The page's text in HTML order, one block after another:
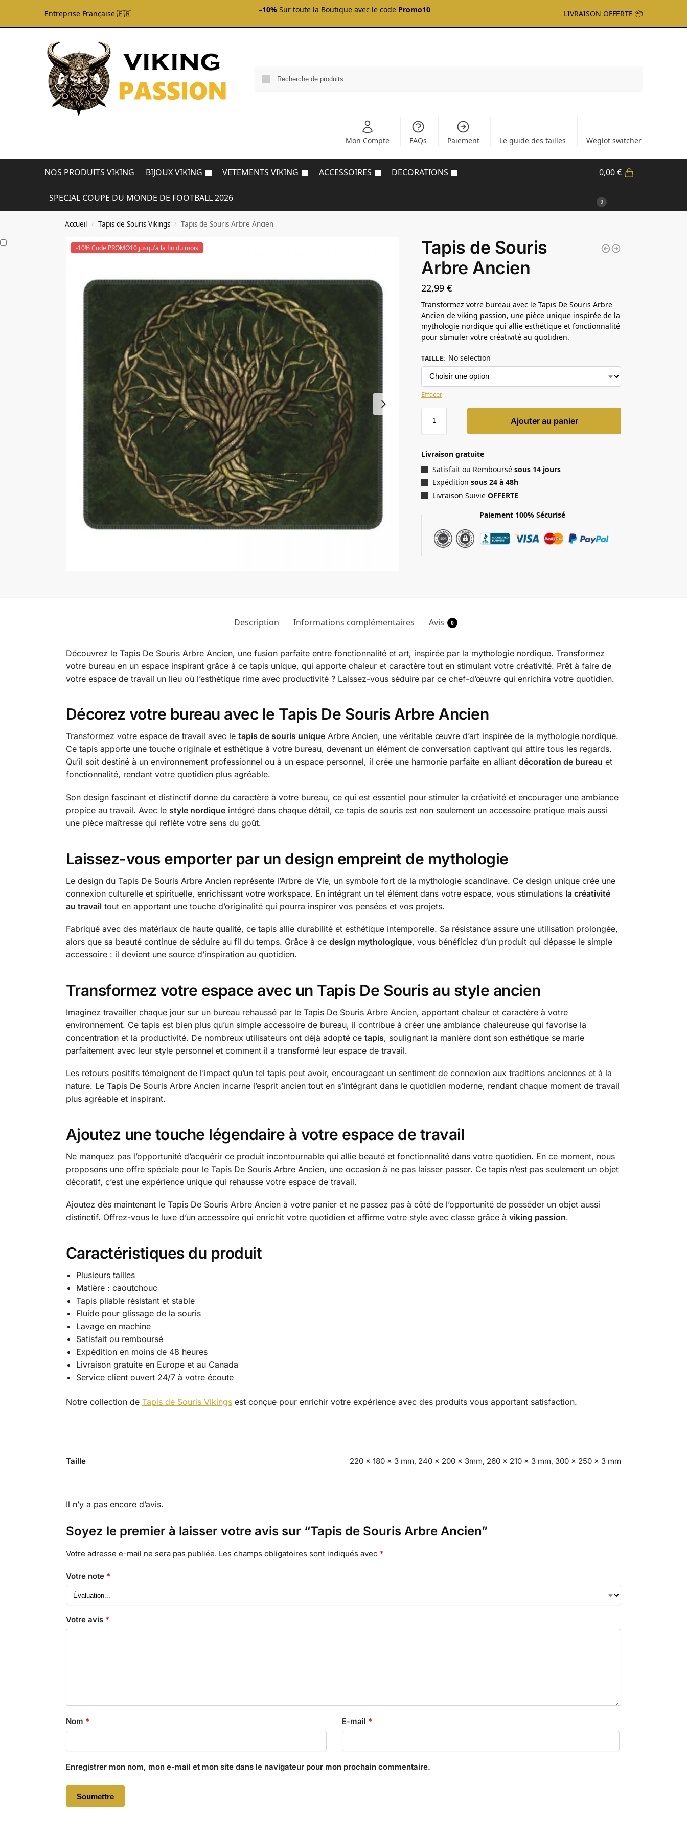
Entreprise Française 🇫🇷 –10% Sur toute la Boutique avec le code Promo10 LIVRAISON OFFERTE 📦
Mon Compte FAQs Paiement Le guide des tailles Weglot switcher
NOS PRODUITS VIKING BIJOUX VIKING VETEMENTS VIKING ACCESSOIRES DECORATIONS
SPECIAL COUPE DU MONDE DE FOOTBALL 2026
0,00€
0
Accueil / Tapis de Souris Vikings / Tapis de Souris Arbre Ancien
-10% Code PROMO10 jusqu'a la fin du mois
Tapis de Souris
Arbre Ancien
22,99€
Transformez votre bureau avec le Tapis De Souris Arbre
Ancien de viking passion, une pièce unique inspirée de la
mythologie nordique qui allie esthétique et fonctionnalité
pour stimuler votre créativité au quotidien.
TAILLE: No selection
Effacer
Ajouter au panier
Livraison gratuite
Satisfait ou Remboursésous 14 jours
Expédition sous 24 à 48h
Livraison SuivieOFFERTE
Paiement 100% Sécurisé
Description Informations complémentaires Avis 0
Découvrez le Tapis De Souris Arbre Ancien, une fusion parfaite entre fonctionnalité et art, inspirée par la mythologie nordique. Transformez
votre bureau en un espace inspirant grâce à ce tapis unique, qui apporte chaleur et caractère tout en stimulant votre créativité. Prêt à faire de
votre espace de travail un lieu où l’esthétique rime avec productivité ? Laissez-vous séduire par ce chef-d’œuvre qui enrichira votre quotidien.
Décorez votre bureau avec le Tapis De Souris Arbre Ancien
Transformez votre espace de travail avec le tapis de souris uniqueArbre Ancien, une véritable œuvre d’art inspirée de la mythologie nordique.
Ce tapis apporte une touche originale et esthétique à votre bureau, devenant un élément de conversation captivant qui attire tous les regards.
Qu’il soit destiné à un environnement professionnel ou à un espace personnel, il crée une harmonie parfaite en alliant décoration de bureau et
fonctionnalité, rendant votre quotidien plus agréable.
Son design fascinant et distinctif donne du caractère à votre bureau, ce qui est essentiel pour stimuler la créativité et encourager une ambiance
propice au travail. Avec le style nordiqueintégré dans chaque détail, ce tapis de souris est non seulement un accessoire pratique mais aussi
une pièce maîtresse qui reflète votre sens du goût.
Laissez-vous emporter par un design empreint de mythologie
Le design du Tapis De Souris Arbre Ancien représente l’Arbre de Vie, un symbole fort de la mythologie scandinave. Ce design unique crée une
connexion culturelle et spirituelle, enrichissant votre workspace. En intégrant un tel élément dans votre espace, vous stimulations la créativité
au travailtout en apportant une touche d’originalité qui pourra inspirer vos pensées et vos projets.
Fabriqué avec des matériaux de haute qualité, ce tapis allie durabilité et esthétique intemporelle. Sa résistance assure une utilisation prolongée,
alors que sa beauté continue de séduire au fil du temps. Grâce à ce design mythologique, vous bénéficiez d’un produit qui dépasse le simple
accessoire : il devient une source d’inspiration au quotidien.
Transformez votre espace avec un Tapis De Souris au style ancien
Imaginez travailler chaque jour sur un bureau rehaussé par le Tapis De Souris Arbre Ancien, apportant chaleur et caractère à votre
environnement. Ce tapis est bien plus qu’un simple accessoire de bureau, il contribue à créer une ambiance chaleureuse qui favorise la
concentration et la productivité. De nombreux utilisateurs ont déjà adopté ce tapis, soulignant la manière dont son esthétique se marie
parfaitement avec leur style personnel et comment il a transformé leur espace de travail.
Les retours positifs témoignent de l’impact qu’un tel tapis peut avoir, encourageant un sentiment de connexion aux traditions anciennes et à la
nature. Le Tapis De Souris Arbre Ancien incarne l’esprit ancien tout en s’intégrant dans le quotidien moderne, rendant chaque moment de travail
plus agréable et inspirant.
Ajoutez une touche légendaire à votre espace de travail
Ne manquez pas l’opportunité d’acquérir ce produit incontournable qui allie beauté et fonctionnalité dans votre quotidien. En ce moment, nous
proposons une offre spéciale pour le Tapis De Souris Arbre Ancien, une occasion à ne pas laisser passer. Ce tapis n’est pas seulement un objet
décoratif, c’est une expérience unique qui rehausse votre espace de travail.
Ajoutez dès maintenant le Tapis De Souris Arbre Ancien à votre panier et ne passez pas à côté de l’opportunité de posséder un objet aussi
distinctif. Offrez-vous le luxe d’un accessoire qui enrichit votre quotidien et affirme votre style avec classe grâce à viking passion.
Caractéristiques du produit
Plusieurs tailles
Matière : caoutchouc
Tapis pliable résistant et stable
Fluide pour glissage de la souris
Lavage en machine
Satisfait ou remboursé
Expédition en moins de 48 heures
Livraison gratuite en Europe et au Canada
Service client ouvert 24/7 à votre écoute
Notre collection de Tapis de Souris Vikingsest conçue pour enrichir votre expérience avec des produits vous apportant satisfaction.
Taille 220 x 180 x 3 mm, 240 x 200 x 3mm, 260 x 210 x 3 mm, 300 x 250 x 3 mm
Il n’y a pas encore d’avis.
Soyez le premier à laisser votre avis sur “Tapis de Souris Arbre Ancien”
Votre adresse e-mail ne sera pas publiée. Les champs obligatoires sont indiqués avec *
Votre note *
Votre avis *
Nom * E-mail *
Enregistrer mon nom, mon e-mail et mon site dans le navigateur pour mon prochain commentaire.